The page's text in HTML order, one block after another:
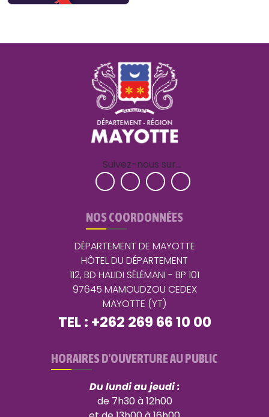
Suivez-nous sur…
NOS COORDONNÉES
DÉPARTEMENT DE MAYOTTE
HÔTEL DU DÉPARTEMENT
112, BD HALIDI SÉLÉMANI - BP 101
97645 MAMOUDZOU CEDEX
MAYOTTE (YT)
TEL : +262 269 66 10 00
HORAIRES D'OUVERTURE AU PUBLIC
Du lundi au jeudi :
de 7h30 à 12h00